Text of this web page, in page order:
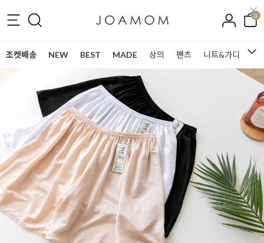
0
조켓배송 NEW BEST MADE 상의 팬츠 니트&가디건